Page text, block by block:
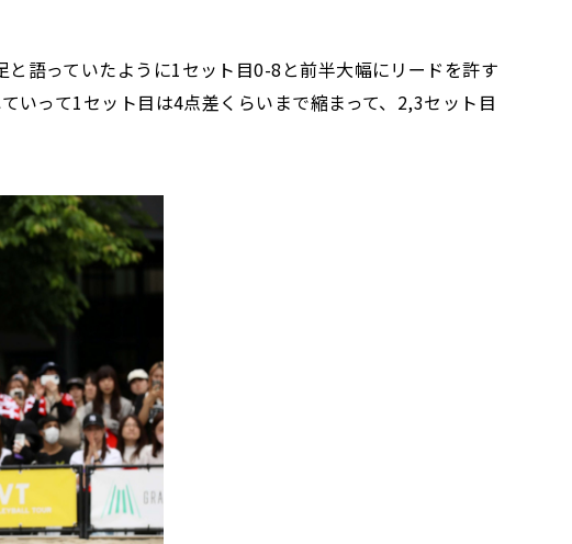
語っていたように1セット目0-8と前半大幅にリードを許す
いって1セット目は4点差くらいまで縮まって、2,3セット目